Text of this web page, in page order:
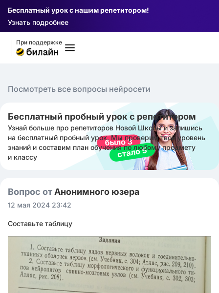
Бесплатный урок с нашим репетитором!
Узнать подробнее
При поддержке
Посмотреть все вопросы нейросети
Бесплатный пробный урок с репетитором
Узнай больше про репетиторов Новой Школы и запишись
на бесплатный пробный урок. Мы проверим твой уровень
знаний и составим план обучения по любому предмету
и классу
Вопрос от Анонимного юзера
12 мая 2024 23:42
Составьте таблицу